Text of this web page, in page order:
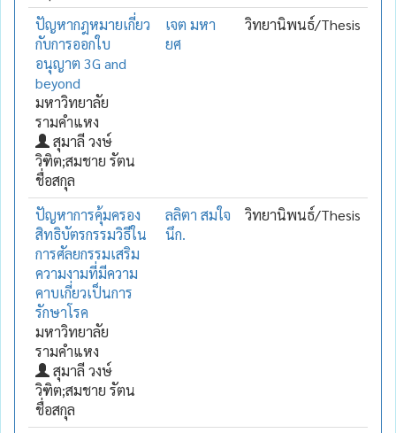
ปัญหากฎหมายเกี่ยว
กับการออกใบ
อนุญาต 3G and
beyond
มหาวิทยาลัย
รามคำแหง
สุมาลี วงษ์
วิฑิต;สมชาย รัตน
ชื่อสกุล
เจต มหา
ยศ
วิทยานิพนธ์/Thesis
ปัญหาการคุ้มครอง
สิทธิบัตรกรรมวิธีใน
การศัลยกรรมเสริม
ความงามที่มีความ
คาบเกี่ยวเป็นการ
รักษาโรค
มหาวิทยาลัย
รามคำแหง
สุมาลี วงษ์
วิฑิต;สมชาย รัตน
ชื่อสกุล
ลลิตา สมใจ
นึก.
วิทยานิพนธ์/Thesis